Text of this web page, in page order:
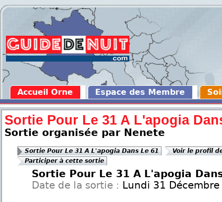
Accueil Orne Espace des Membre
Sortie Pour Le 31 A L'apogia
Sortie organisée par Nenete
Sortie Pour Le 31 A L'apogia Dans Le 61
Voir le profil
Participer à cette sortie
Sortie Pour Le 31 A L'apogia
Date de la sortie : Lundi 31